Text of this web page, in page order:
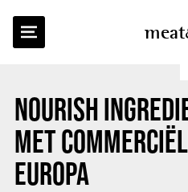
NOURISH
MET
EUROPA
TERUG NAAR OVERZICHT